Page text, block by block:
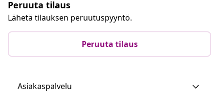
Peruuta tilaus
Lähetä tilauksen peruutuspyyntö.
Peruuta tilaus
Asiakaspalvelu